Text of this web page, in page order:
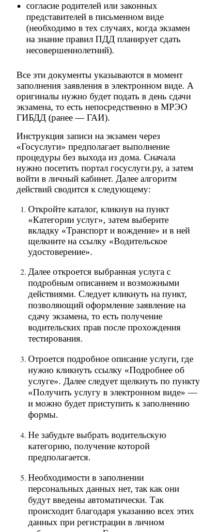
согласие родителей или законных
представителей в письменном виде
(необходимо в тех случаях, когда экзамен
на знание правил ПДД планирует сдать
несовершеннолетний).
Все эти документы указываются в момент
заполнения заявления в электронном виде. А
оригиналы нужно будет подать в день сдачи
экзамена, то есть непосредственно в МРЭО
ГИБДД (ранее — ГАИ).
Инструкция записи на экзамен через
«Госуслуги» предполагает выполнение
процедуры без выхода из дома. Сначала
нужно посетить портал госуслуги.ру, а затем
войти в личный кабинет. Далее алгоритм
действий сводится к следующему:
Откройте каталог, кликнув на пункт
«Категории услуг», затем выберите
вкладку «Транспорт и вождение» и в ней
щелкните на ссылку «Водительское
удостоверение».
Далее откроется выбранная услуга с
подробным описанием и возможными
действиями. Следует кликнуть на пункт,
позволяющий оформление заявление на
сдачу экзамена, то есть получение
водительских прав после прохождения
тестирования.
Отроется подробное описание услуги, где
нужно кликнуть ссылку «Подробнее об
услуге». Далее следует щелкнуть по пункту
«Получить услугу в электронном виде» —
и можно будет приступить к заполнению
формы.
Не забудьте выбрать водительскую
категорию, получение которой
предполагается.
Необходимости в заполнении
персональных данных нет, так как они
будут введены автоматически. Так
происходит благодаря указанию всех этих
данных при регистрации в личном